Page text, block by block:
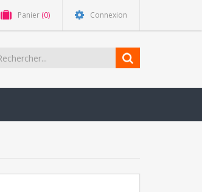
Panier (0) Connexion